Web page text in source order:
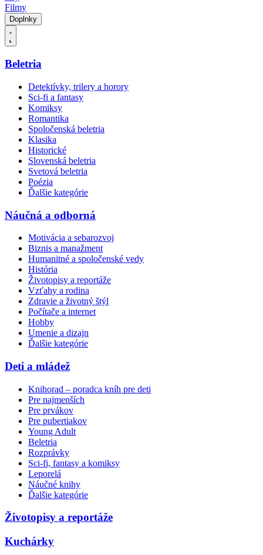
Filmy
Doplnky
Beletria
Detektívky, trilery a horory
Sci-fi a fantasy
Komiksy
Romantika
Spoločenská beletria
Klasika
Historické
Slovenská beletria
Svetová beletria
Poézia
Ďalšie kategórie
Náučná a odborná
Motivácia a sebarozvoj
Biznis a manažment
Humanitné a spoločenské vedy
História
Životopisy a reportáže
Vzťahy a rodina
Zdravie a životný štýl
Počítače a internet
Hobby
Umenie a dizajn
Ďalšie kategórie
Deti a mládež
Knihorad – poradca kníh pre deti
Pre najmenších
Pre prvákov
Pre pubertiakov
Young Adult
Beletria
Rozprávky
Sci-fi, fantasy a komiksy
Leporelá
Náučné knihy
Ďalšie kategórie
Životopisy a reportáže
Kuchárky